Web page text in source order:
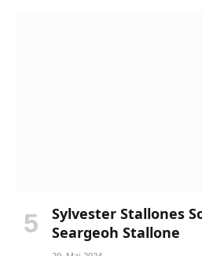
Sylvester Stallones
Seargeoh Stallone